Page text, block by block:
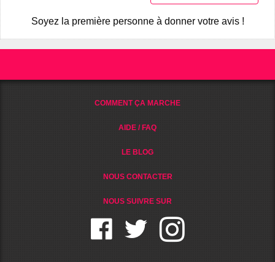
Soyez la première personne à donner votre avis !
COMMENT ÇA MARCHE
AIDE / FAQ
LE BLOG
NOUS CONTACTER
NOUS SUIVRE SUR